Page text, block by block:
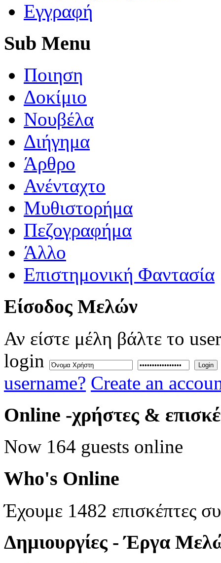
Εγγραφή
Sub Menu
Ποιηση
Δοκίμιο
Νουβέλα
Διήγημα
Άρθρο
Ανένταχτο
Μυθιστορήμα
Πεζογραφήμα
Άλλο
Επιστημονική Φαντασία
Eίσοδος Μελών
Αν είστε μέλη βάλτε το
login
Login
username? Create an
Online -χρήστες &
Now 164 guests online
Who's Online
Έχουμε 1482 επισκέπτες
Δημιουργίες - Έργα